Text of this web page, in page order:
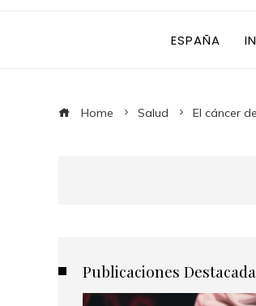
ESPAÑA
Home Salud El cáncer
Publicaciones